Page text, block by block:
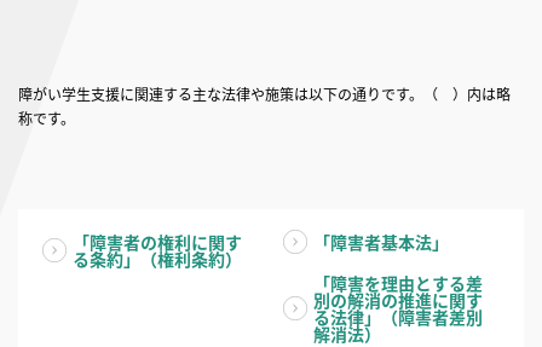
障がい学生支援に関連する主な法律や施策は以下の通りです。（ ）内は略
称です。
「障害者の権利に関す
る条約」（権利条約）
「障害者基本法」
「障害を理由とする差
別の解消の推進に関す
る法律」（障害者差別
解消法）